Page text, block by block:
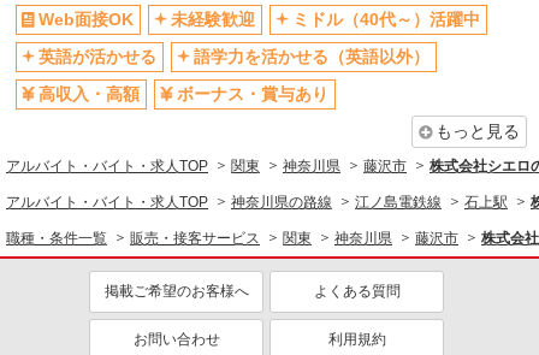
販売・接客サービス
家電・携帯販売
同じ特徴から求人を探す
ミドル（40代～）活躍中
英語が活かせる
ボーナス・賞与あり
日払い
車通勤OK
交通費支給
社会保険あり
社員登用あり
Web面接OK
未経験歓迎
ミドル（40代～）活躍中
英語が活かせる
語学力を活かせる（英語以外）
高収入・高額
ボーナス・賞与あり
もっと見る
アルバイト・バイト・求人TOP 関東 神奈川県 藤沢市 株式会社シエロ
アルバイト・バイト・求人TOP 神奈川県の路線 江ノ島電鉄線 石上駅
職種・条件一覧 販売・接客サービス 関東 神奈川県 藤沢市 株式会
掲載ご希望のお客様へ よくある質問
お問い合わせ 利用規約